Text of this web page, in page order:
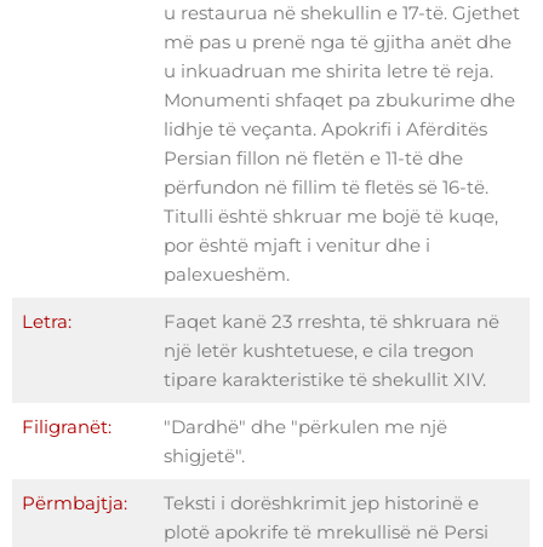
u restaurua në shekullin e 17-të. Gjethet
më pas u prenë nga të gjitha anët dhe
u inkuadruan me shirita letre të reja.
Monumenti shfaqet pa zbukurime dhe
lidhje të veçanta. Apokrifi i Afërditës
Persian fillon në fletën e 11-të dhe
përfundon në fillim të fletës së 16-të.
Titulli është shkruar me bojë të kuqe,
por është mjaft i venitur dhe i
palexueshëm.
Letra:
Faqet kanë 23 rreshta, të shkruara në
një letër kushtetuese, e cila tregon
tipare karakteristike të shekullit XIV.
Filigranët:
"Dardhë" dhe "përkulen me një
shigjetë".
Përmbajtja:
Teksti i dorëshkrimit jep historinë e
plotë apokrife të mrekullisë në Persi